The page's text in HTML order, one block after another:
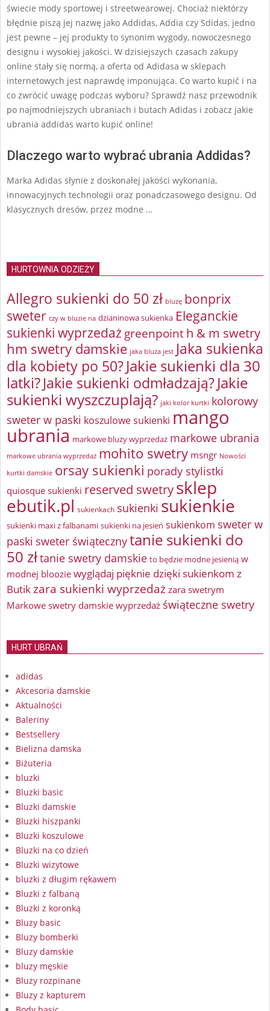
świecie mody sportowej i streetwearowej. Chociaż niektórzy
błędnie piszą jej nazwę jako Addidas, Addia czy Sdidas, jedno
jest pewne – jej produkty to synonim wygody, nowoczesnego
designu i wysokiej jakości. W dzisiejszych czasach zakupy
online stały się normą, a oferta od Adidasa w sklepach
internetowych jest naprawdę imponująca. Co warto kupić i na
co zwrócić uwagę podczas wyboru? Sprawdź nasz przewodnik
po najmodniejszych ubraniach i butach Adidas i zobacz jakie
ubrania addidas warto kupić online!
Dlaczego warto wybrać ubrania Addidas?
Marka Adidas słynie z doskonałej jakości wykonania,
innowacyjnych technologii oraz ponadczasowego designu. Od
klasycznych dresów, przez modne …
HURTOWNIA ODZIEŻY
Allegro sukienki do 50 zł bluzę bonprix
sweter czy w bluzie na dzianinowa sukienka Eleganckie
sukienki wyprzedaż greenpointh & m swetry
hm swetry damskie jaka bluza jest Jaka sukienka
dla kobiety po 50?Jakie sukienki dla 30
latki?Jakie sukienki odmładzają?Jakie
sukienki wyszczuplają? jaki kolor kurtki kolorowy
sweter w paski koszulowe sukienki mango
ubrania markowe bluzy wyprzedaż markowe ubrania
markowe ubrania wyprzedaż mohito swetry msngr Nowości
kurtki damskie orsay sukienki porady stylistki
quiosque sukienki reserved swetrysklep
ebutik.pl sukienkach sukienki sukienkie
sukienki maxi z falbanami sukienki na jesień sukienkom sweter w
paski sweter świątecznytanie sukienki do
50 złtanie swetry damskie to będzie modne jesienią w
modnej bloozie wyglądaj pięknie dzięki sukienkom z
Butikzara sukienki wyprzedażzara swetrym
Markowe swetry damskie wyprzedaż świąteczne swetry
HURT UBRAŃ
adidas
Akcesoria damskie
Aktualności
Baleriny
Bestsellery
Bielizna damska
Biżuteria
bluzki
Bluzki basic
Bluzki damskie
Bluzki hiszpanki
Bluzki koszulowe
Bluzki na co dzień
Bluzki wizytowe
bluzki z długim rękawem
Bluzki z falbaną
Bluzki z koronką
Bluzy basic
Bluzy bomberki
Bluzy damskie
bluzy męskie
Bluzy rozpinane
Bluzy z kapturem